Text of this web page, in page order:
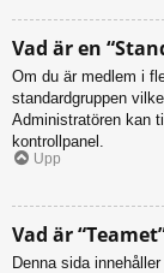
Vad är en
Om du är medlem i
standardgruppen
Administratören kan
kontrollpanel.
Upp
Vad är
Denna sida